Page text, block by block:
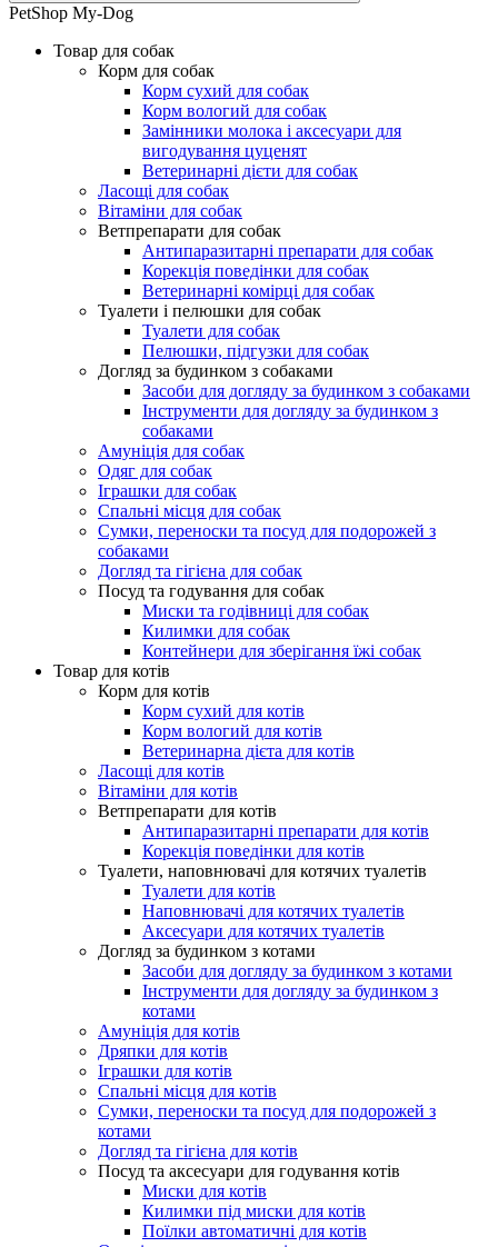
PetShop My-Dog
Товар для собак
Корм для собак
Корм сухий для собак
Корм вологий для собак
Замінники молока і аксесуари для
вигодування цуценят
Ветеринарні дієти для собак
Ласощі для собак
Вітаміни для собак
Ветпрепарати для собак
Антипаразитарні препарати для собак
Корекція поведінки для собак
Ветеринарні комірці для собак
Туалети і пелюшки для собак
Туалети для собак
Пелюшки, підгузки для собак
Догляд за будинком з собаками
Засоби для догляду за будинком з собаками
Інструменти для догляду за будинком з
собаками
Амуніція для собак
Одяг для собак
Іграшки для собак
Спальні місця для собак
Сумки, переноски та посуд для подорожей з
собаками
Догляд та гігієна для собак
Посуд та годування для собак
Миски та годівниці для собак
Килимки для собак
Контейнери для зберігання їжі собак
Товар для котів
Корм для котів
Корм сухий для котів
Корм вологий для котів
Ветеринарна дієта для котів
Ласощі для котів
Вітаміни для котів
Ветпрепарати для котів
Антипаразитарні препарати для котів
Корекція поведінки для котів
Туалети, наповнювачі для котячих туалетів
Туалети для котів
Наповнювачі для котячих туалетів
Аксесуари для котячих туалетів
Догляд за будинком з котами
Засоби для догляду за будинком з котами
Інструменти для догляду за будинком з
котами
Амуніція для котів
Дряпки для котів
Іграшки для котів
Спальні місця для котів
Сумки, переноски та посуд для подорожей з
котами
Догляд та гігієна для котів
Посуд та аксесуари для годування котів
Миски для котів
Килимки під миски для котів
Поїлки автоматичні для котів